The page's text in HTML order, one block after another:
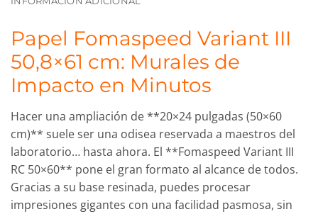
Papel Fomaspeed Variant III
50,8×61 cm: Murales de
Impacto en Minutos
Hacer una ampliación de **20×24 pulgadas (50×60
cm)** suele ser una odisea reservada a maestros del
laboratorio… hasta ahora. El **Fomaspeed Variant III
RC 50×60** pone el gran formato al alcance de todos.
Gracias a su base resinada, puedes procesar
impresiones gigantes con una facilidad pasmosa, sin